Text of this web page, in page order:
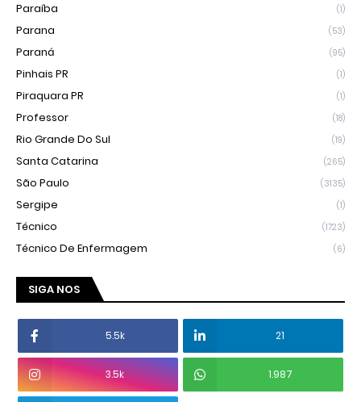
Paraíba (1)
Parana (53)
Paraná (95)
Pinhais PR (1)
Piraquara PR (1)
Professor (18)
Rio Grande Do Sul (19)
Santa Catarina (265)
São Paulo (3135)
Sergipe (1)
Técnico (1723)
Técnico De Enfermagem (6)
SIGA NOS
5.5k 21
3.5k 1.987